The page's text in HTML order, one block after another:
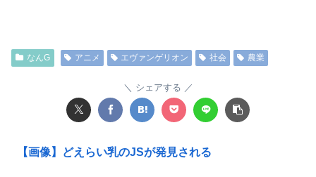
なんG アニメ エヴァンゲリオン 社会 農業
シェアする
【画像】どえらい乳のJSが発見される